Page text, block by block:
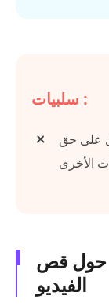
سلبيات :
على حق
الأخرى
حول قص
الفيديو